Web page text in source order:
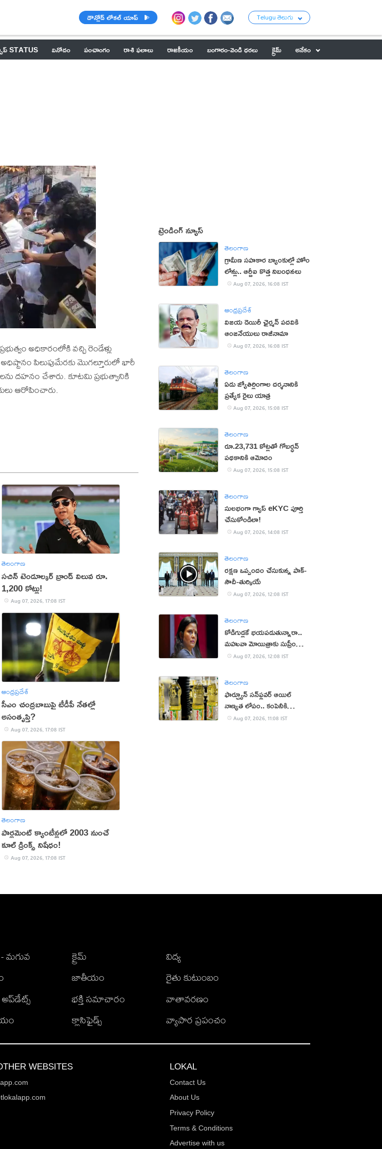
డౌన్లోడ్ లోకల్ యాప్ Telugu తెలుగు
STATUS వినోదం పంచాంగం రాశి ఫలాలు రాజకీయం బంగారం-వెండి ధరలు క్రైమ్
అనేకం
అధికారంలోకి వచ్చి రెండేళ్లు
పిలుపుమేరకు మొగల్తూరులో భారీ
దహనం చేశారు. కూటమి ప్రభుత్వానికి
ఆరోపించారు.
తెలంగాణ
సచిన్ టెండూల్కర్ బ్రాండ్ విలువ రూ.
1,200 కోట్లు!
Aug 07, 2026, 17:08 IST
ఆంధ్రప్రదేశ్
సీఎం చంద్రబాబుపై టీడీపీ నేతల్లో
అసంతృప్తి?
Aug 07, 2026, 17:08 IST
తెలంగాణ
పార్లమెంట్ క్యాంటీన్లలో 2003 నుంచే
కూల్ డ్రింక్స్ నిషేధం!
Aug 07, 2026, 17:08 IST
ట్రెండింగ్ న్యూస్
తెలంగాణ
గ్రామీణ సహకార బ్యాంకుల్లో హోం
లోన్లు.. ఆర్బీఐ కొత్త నిబంధనలు
Aug 07, 2026, 16:08 IST
ఆంధ్రప్రదేశ్
విజయ డెయిరీ ఛైర్మన్ పదవికి
ఆంజనేయులు రాజీనామా
Aug 07, 2026, 16:08 IST
తెలంగాణ
ఏడు జ్యోతిర్లింగాల దర్శనానికి
ప్రత్యేక రైలు యాత్ర
Aug 07, 2026, 15:08 IST
తెలంగాణ
రూ.23,731 కోట్లతో గోబర్ధన్
పథకానికి ఆమోదం
Aug 07, 2026, 15:08 IST
తెలంగాణ
సులభంగా గ్యాస్ eKYC పూర్తి
చేసుకోండిలా!
Aug 07, 2026, 14:08 IST
తెలంగాణ
రక్షణ ఒప్పందం చేసుకున్న పాక్‌-
సౌదీ-తుర్కియే
Aug 07, 2026, 12:08 IST
తెలంగాణ
కోడిగుడ్లకే భయపడుతున్నారా..
మహువా మోయిత్రాకు సుప్రీం
చురకలు
Aug 07, 2026, 12:08 IST
తెలంగాణ
ఫార్చ్యూన్ సన్‌ఫ్లవర్ ఆయిల్
నాణ్యత లోపం.. కంపెనీకి
జరిమానా
Aug 07, 2026, 11:08 IST
మగువ
క్రైమ్
జాతీయం
భక్తి సమాచారం
క్లాసిఫైడ్స్
విద్య
రైతు కుటుంబం
వాతావరణం
వ్యాపార ప్రపంచం
WEBSITES LOKAL
Contact Us
About Us
Privacy Policy
Terms & Conditions
Advertise with us